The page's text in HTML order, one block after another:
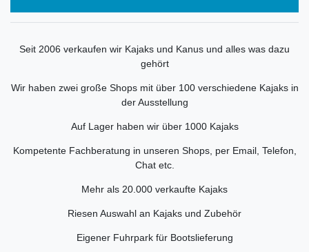
Seit 2006 verkaufen wir Kajaks und Kanus und alles was dazu
gehört
Wir haben zwei große Shops mit über 100 verschiedene Kajaks in
der Ausstellung
Auf Lager haben wir über 1000 Kajaks
Kompetente Fachberatung in unseren Shops, per Email, Telefon,
Chat etc.
Mehr als 20.000 verkaufte Kajaks
Riesen Auswahl an Kajaks und Zubehör
Eigener Fuhrpark für Bootslieferung